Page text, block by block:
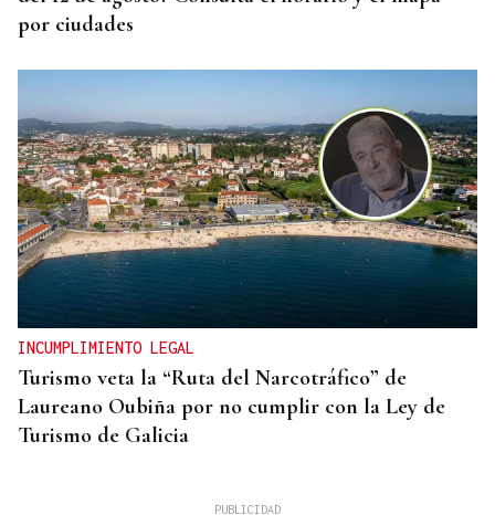
por ciudades
INCUMPLIMIENTO LEGAL
Turismo veta la “Ruta del Narcotráfico” de
Laureano Oubiña por no cumplir con la Ley de
Turismo de Galicia